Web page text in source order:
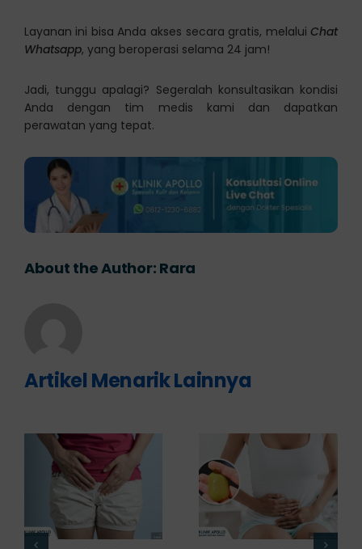
Layanan ini bisa Anda akses secara gratis, melaluiChat
Whatsapp, yang beroperasi selama 24 jam!
Jadi, tunggu apalagi? Segeralah konsultasikan kondisi
Anda dengan tim medis kami dan dapatkan
perawatan yang tepat.
About the Author: Rara
Artikel Menarik Lainnya